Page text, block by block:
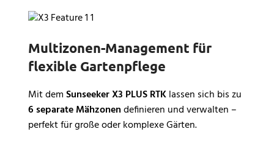
Multizonen-Management für
flexible Gartenpflege
Mit demSunseeker X3 PLUS RTKlassen sich bis zu
6 separate Mähzonendefinieren und verwalten –
perfekt für große oder komplexe Gärten.